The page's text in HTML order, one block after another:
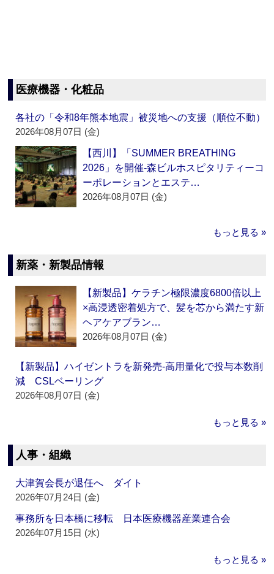
医療機器・化粧品
各社の「令和8年熊本地震」被災地への支援（順位不動）
2026年08月07日 (金)
【西川】「SUMMER BREATHING
2026」を開催‐森ビルホスピタリティーコ
ーポレーションとエステ…
2026年08月07日 (金)
もっと見る »
新薬・新製品情報
【新製品】ケラチン極限濃度6800倍以上
×高浸透密着処方で、髪を芯から満たす新
ヘアケアブラン…
2026年08月07日 (金)
【新製品】ハイゼントラを新発売‐高用量化で投与本数削
減 CSLベーリング
2026年08月07日 (金)
もっと見る »
人事・組織
大津賀会長が退任へ ダイト
2026年07月24日 (金)
事務所を日本橋に移転 日本医療機器産業連合会
2026年07月15日 (水)
もっと見る »